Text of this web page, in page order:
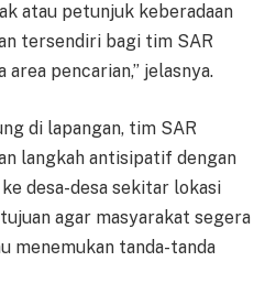
atau petunjuk keberadaan
tersendiri bagi tim SAR
area pencarian,” jelasnya.
di lapangan, tim SAR
langkah antisipatif dengan
desa-desa sekitar lokasi
agar masyarakat segera
menemukan tanda-tanda